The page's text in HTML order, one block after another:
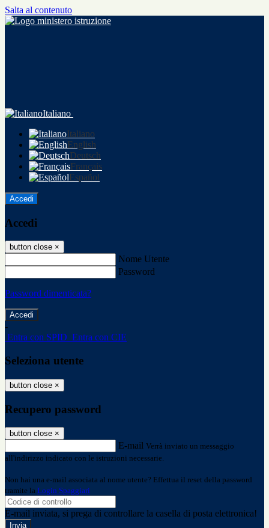
Salta al contenuto
Italiano
Italiano
English
Deutsch
Français
Español
Accedi
Accedi
button close ×
Nome Utente
Password
Password dimenticata?
-
Entra con SPID Entra con CIE
Seleziona utente
button close ×
Recupero password
button close ×
E-mail Verrà inviato un messaggio
all'indirizzo indicato con le istruzioni necessarie.
Non hai una e-mail associata al nome utente? Effettua il reset della password
tramite la Login Spaggiari
E-mail inviata, si prega di controllare la casella di posta elettronica!